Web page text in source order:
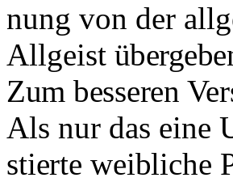
nung von der
Allgeist
Zum besseren
Als nur das eine
stierte weibliche